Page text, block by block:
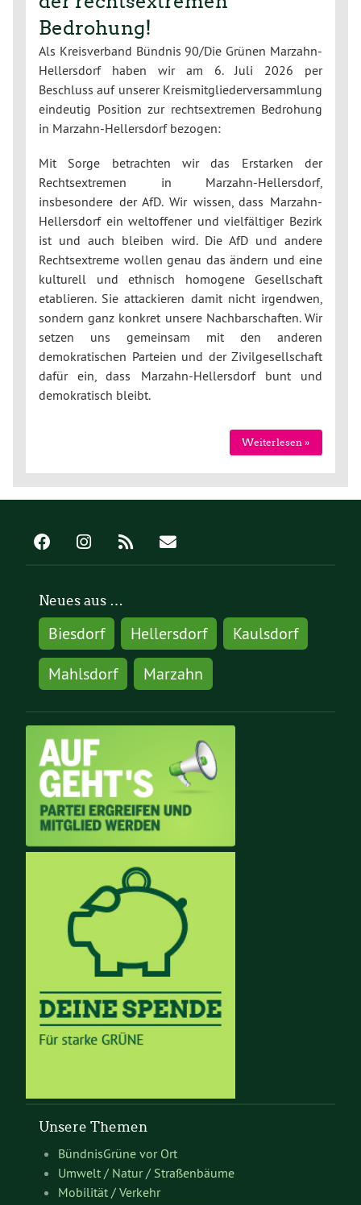
Bedrohung!
Als Kreisverband Bündnis 90/Die Grünen Marzahn-
Hellersdorf haben wir am 6. Juli 2026 per
Beschluss auf unserer Kreismitgliederversammlung
eindeutig Position zur rechtsextremen Bedrohung
in Marzahn-Hellersdorf bezogen:
Mit Sorge betrachten wir das Erstarken der
Rechtsextremen in Marzahn-Hellersdorf,
insbesondere der AfD. Wir wissen, dass Marzahn-
Hellersdorf ein weltoffener und vielfältiger Bezirk
ist und auch bleiben wird. Die AfD und andere
Rechtsextreme wollen genau das ändern und eine
kulturell und ethnisch homogene Gesellschaft
etablieren. Sie attackieren damit nicht irgendwen,
sondern ganz konkret unsere Nachbarschaften. Wir
setzen uns gemeinsam mit den anderen
demokratischen Parteien und der Zivilgesellschaft
dafür ein, dass Marzahn-Hellersdorf bunt und
demokratisch bleibt.
Weiterlesen »
Neues aus …
Biesdorf Hellersdorf
Kaulsdorf
Mahlsdorf
Marzahn
Unsere Themen
BündnisGrüne vor Ort
Umwelt / Natur / Straßenbäume
Mobilität / Verkehr